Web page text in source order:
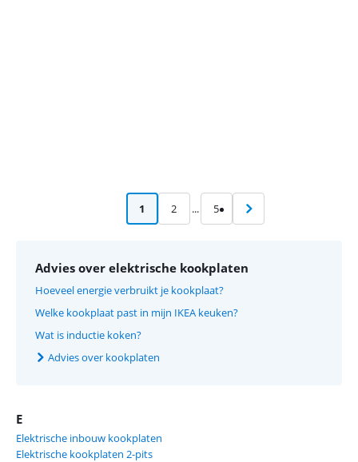
1 2 ... 5
Advies over elektrische kookplaten
Hoeveel energie verbruikt je kookplaat?
Welke kookplaat past in mijn IKEA keuken?
Wat is inductie koken?
Advies over kookplaten
E
Elektrische inbouw kookplaten
Elektrische kookplaten 2-pits